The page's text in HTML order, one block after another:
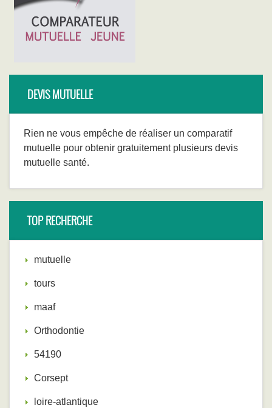
DEVIS MUTUELLE
Rien ne vous empêche de réaliser un comparatif
mutuelle pour obtenir gratuitement plusieurs devis
mutuelle santé.
TOP RECHERCHE
mutuelle
tours
maaf
Orthodontie
54190
Corsept
loire-atlantique